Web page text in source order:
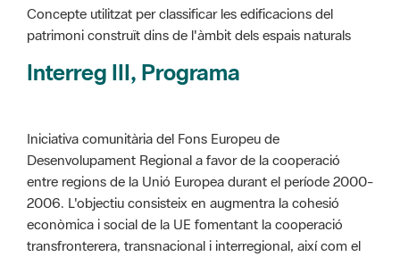
Concepte utilitzat per classificar les edificacions del
patrimoni construït dins de l'àmbit dels espais naturals
Interreg III, Programa
Iniciativa comunitària del Fons Europeu de
Desenvolupament Regional a favor de la cooperació
entre regions de la Unió Europea durant el període 2000-
2006. L'objectiu consisteix en augmentra la cohesió
econòmica i social de la UE fomentant la cooperació
transfronterera, transnacional i interregional, així com el